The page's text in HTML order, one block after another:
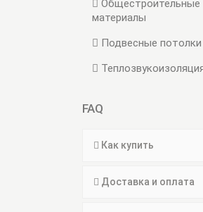
Общестроительные
материалы
Подвесные потолки
FAQ
Как купить
Доставка и оплата